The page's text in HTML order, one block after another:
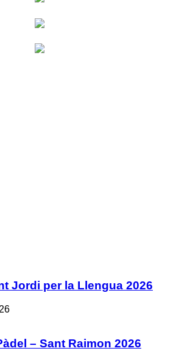
Jordi per la Llengua 2026
– Sant Raimon 2026